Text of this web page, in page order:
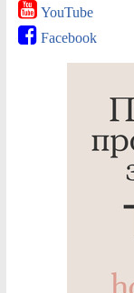
YouTube
Facebook